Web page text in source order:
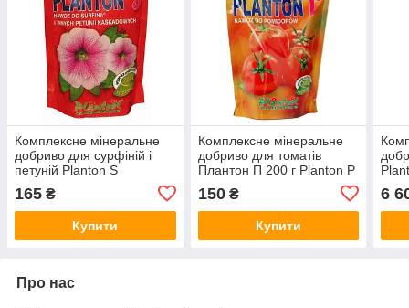
Комплексне мінеральне
добриво для сурфіній і
петуній Planton S
165 ₴
Купити
Комплексне мінеральне
добриво для томатів
Плантон П 200 г Planton P
150₴
Купити
6
Про нас